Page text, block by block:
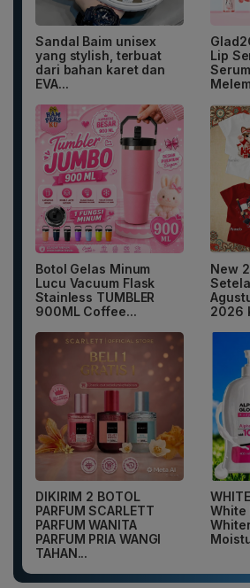
Sandal Baim unisex
yang stylish, terbuat
dari bahan karet dan
EVA...
Lip
Serum
Botol Gelas Minum
Lucu Vacuum Flask
Stainless TUMBLER
900ML Coffee...
New
2026
DIKIRIM 2 BOTOL
PARFUM SCARLETT
PARFUM WANITA
PARFUM PRIA WANGI
TAHAN...
White